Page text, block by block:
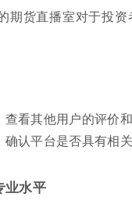
期货直播室对于投
看其他用户的评价
确认平台是否具有相
业水平